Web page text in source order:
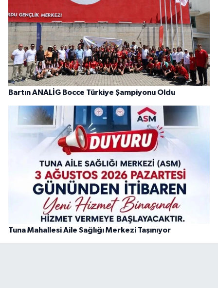
Bartın ANALİG Bocce Türkiye Şampiyonu Oldu
Tuna Mahallesi Aile Sağlığı Merkezi Taşınıyor